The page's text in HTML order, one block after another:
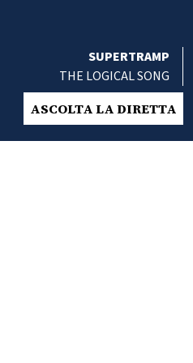
SUPERTRAMP
THE LOGICAL SONG
ASCOLTA LA DIRETTA